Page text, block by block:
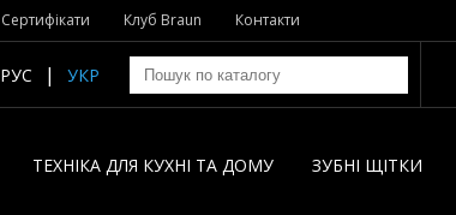
Сертифікати Клуб Braun Контакти
РУС УКР
ТЕХНІКА ДЛЯ КУХНІ ТА ДОМУ ЗУБНІ ЩІТКИ